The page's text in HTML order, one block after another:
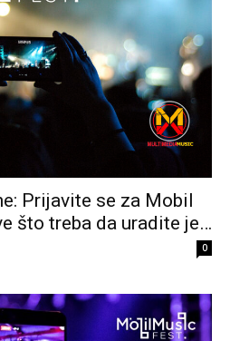
Prijavite se za Mobil
što treba da uradite je…
0